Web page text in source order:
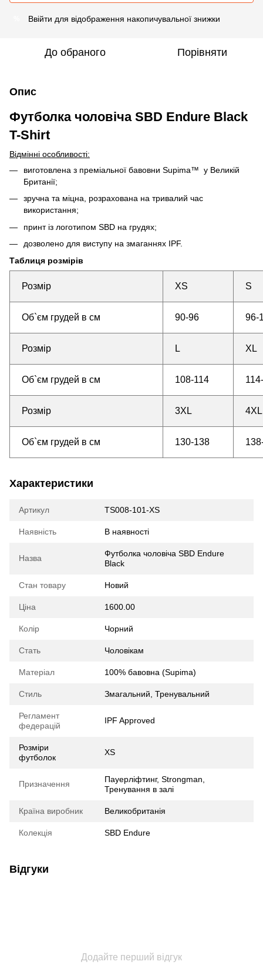
Ввійти для відображення накопичувальної знижки
До обраного Порівняти
Опис
Футболка чоловіча SBD Endure Black
T-Shirt
Відмінні особливості:
виготовлена з преміальної бавовни Supima™ у Великій
Британії;
зручна та міцна, розрахована на тривалий час
використання;
принт із логотипом SBD на грудях;
дозволено для виступу на змаганнях IPF.
Таблиця розмірів
Розмір XS S
Об`єм грудей в см 90-96 96-
Розмір L XL
Об`єм грудей в см 108-114
Розмір 3XL 4XL
Об`єм грудей в см 130-138
Характеристики
Артикул TS008-101-XS
Наявність В наявності
Назва
Футболка чоловіча SBD Endure
Black
Стан товару Новий
Ціна 1600.00
Колір Чорний
Стать Чоловікам
Матеріал 100% бавовна (Supima)
Стиль Змагальний, Тренувальний
Регламент
федерацій
IPF Approved
Розміри
футболок
XS
Призначення
Пауерліфтинг, Strongman,
Тренування в залі
Країна виробник Великобританія
Колекція SBD Endure
Відгуки
Додайте перший відгук